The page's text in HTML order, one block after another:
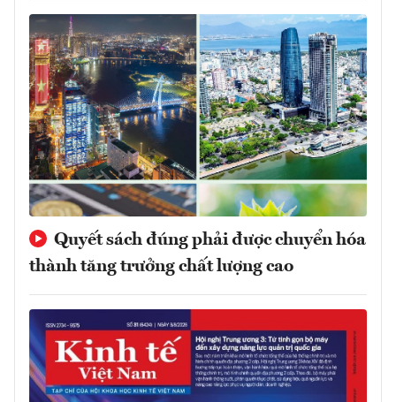
Quyết sách đúng phải được chuyển hóa
thành tăng trưởng chất lượng cao